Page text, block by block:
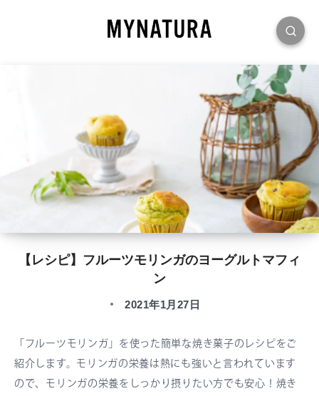
【レシピ】フルーツモリンガのヨーグルトマフィ
ン
2021年1月27日
「フルーツモリンガ」を使った簡単な焼き菓子のレシピをご
紹介します。モリンガの栄養は熱にも強いと言われています
ので、モリンガの栄養をしっかり摂りたい方でも安心！焼き